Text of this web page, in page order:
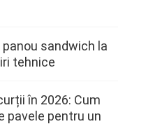
sandwich la
tehnice
în 2026: Cum
pavele pentru un